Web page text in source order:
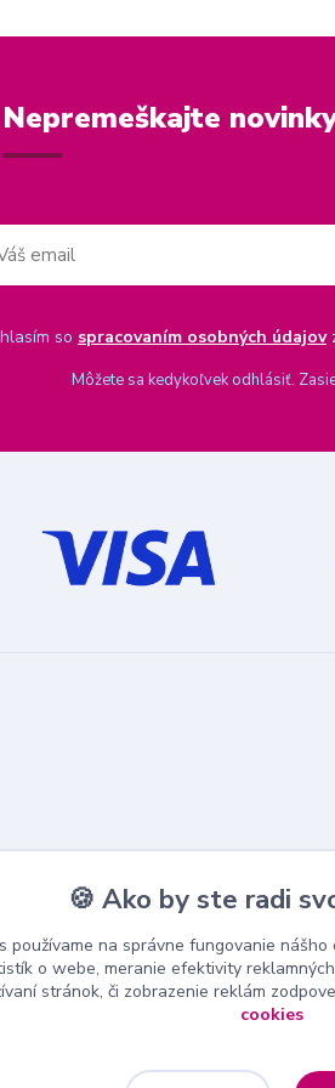
Nepremeškajte
so spracovaním osobných údajov
Môžete sa kedykoľvek odhlásiť.
🍪 Ako by ste radi
používame na správne fungovanie
o webe, meranie efektivity
stránok, či zobrazenie reklám
cookies